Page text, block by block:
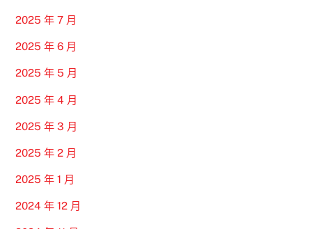
2025 年 7 月
2025 年 6 月
2025 年 5 月
2025 年 4 月
2025 年 3 月
2025 年 2 月
2025 年 1 月
2024 年 12 月